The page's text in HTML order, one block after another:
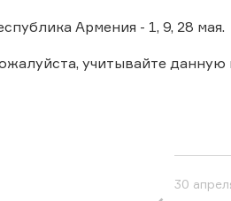
Армения - 1, 9, 28 мая.
учитывайте
30